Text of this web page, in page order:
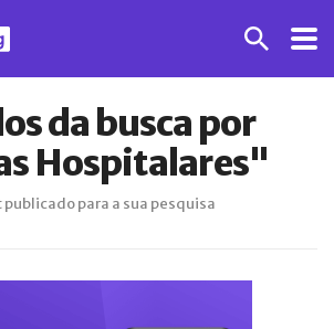
da busca por
Hospitalares"
publicado para a sua pesquisa